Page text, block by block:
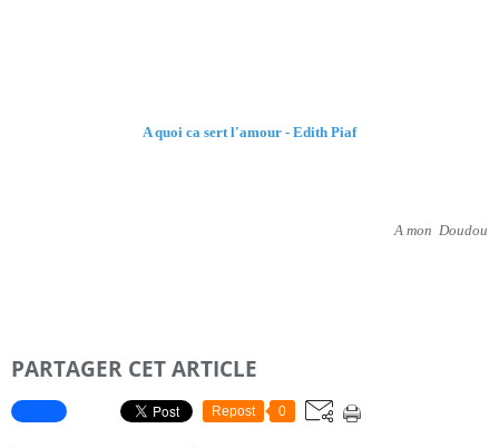
A quoi ca sert l'amour - Edith Piaf
A mon Doudou
PARTAGER CET ARTICLE
Repost 0